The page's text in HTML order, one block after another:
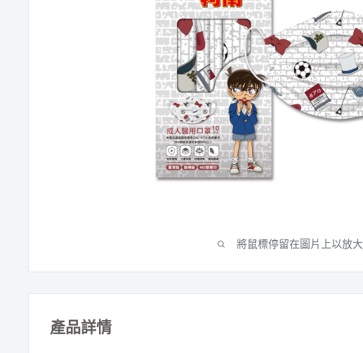
將鼠標停留在圖片上以放大
產品詳情